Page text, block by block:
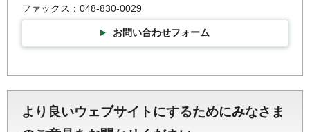
ファックス：048-830-0029
お問い合わせフォーム
より良いウェブサイトにするためにみなさま